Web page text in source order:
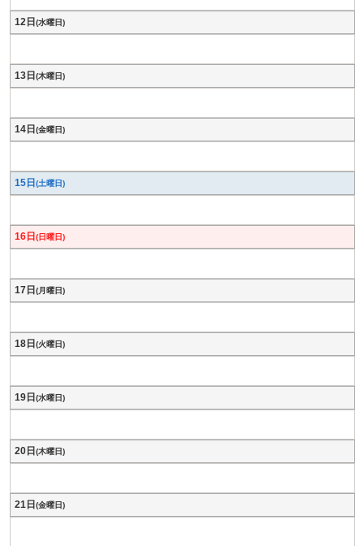
12日 (水曜日)
13日 (木曜日)
14日 (金曜日)
15日 (土曜日)
16日 (日曜日)
17日 (月曜日)
18日 (火曜日)
19日 (水曜日)
20日 (木曜日)
21日 (金曜日)